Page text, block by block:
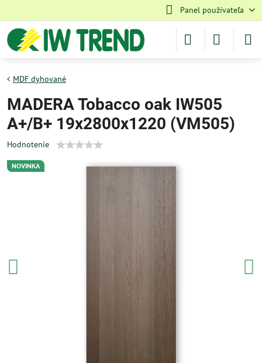
Panel používateľa
NOVINKA
MDF dyhované
MADERA Tobacco oak IW505
A+/B+ 19x2800x1220 (VM505)
Hodnotenie